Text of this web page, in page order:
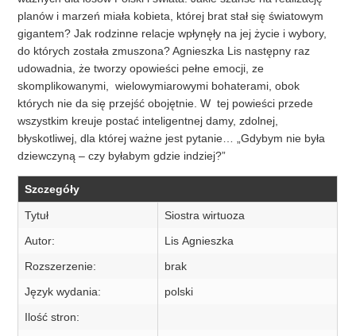
planów i marzeń miała kobieta, której brat stał się światowym
gigantem? Jak rodzinne relacje wpłynęły na jej życie i wybory,
do których została zmuszona? Agnieszka Lis następny raz
udowadnia, że tworzy opowieści pełne emocji, ze
skomplikowanymi, wielowymiarowymi bohaterami, obok
których nie da się przejść obojętnie. W tej powieści przede
wszystkim kreuje postać inteligentnej damy, zdolnej,
błyskotliwej, dla której ważne jest pytanie… „Gdybym nie była
dziewczyną – czy byłabym gdzie indziej?”
Szczegóły
Tytuł
Siostra wirtuoza
Autor:
Lis Agnieszka
Rozszerzenie:
brak
Język wydania:
polski
Ilość stron: